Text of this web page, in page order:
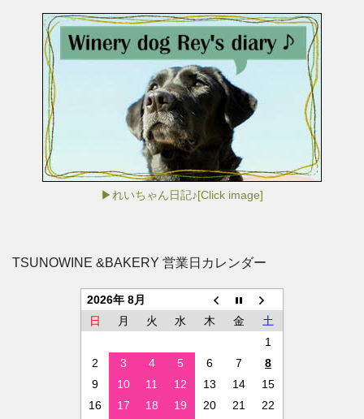
▶れいちゃん日記♪[Click image]
TSUNOWINE &BAKERY 営業日カレンダー
2026年 8月
日
月 火 水 木 金
土
1
2
3 4 5 6 7
8
9
10 11 12 13 14
15
16
17 18 19 20 21
22